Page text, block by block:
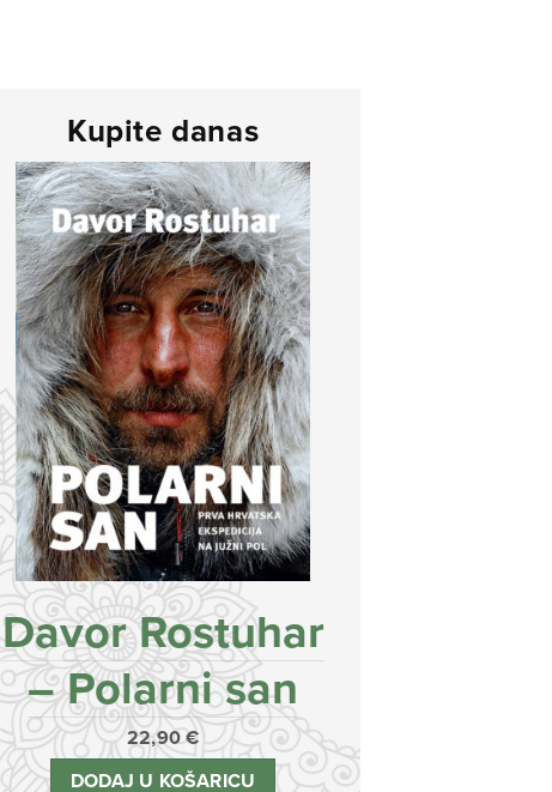
Kupite danas
Davor Rostuhar
– Polarni san
22,90€
DODAJ U KOŠARICU